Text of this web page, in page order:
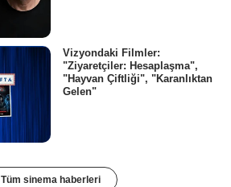
Vizyondaki Filmler:
"Ziyaretçiler: Hesaplaşma",
"Hayvan Çiftliği", "Karanlıktan
Gelen"
Tüm sinema haberleri